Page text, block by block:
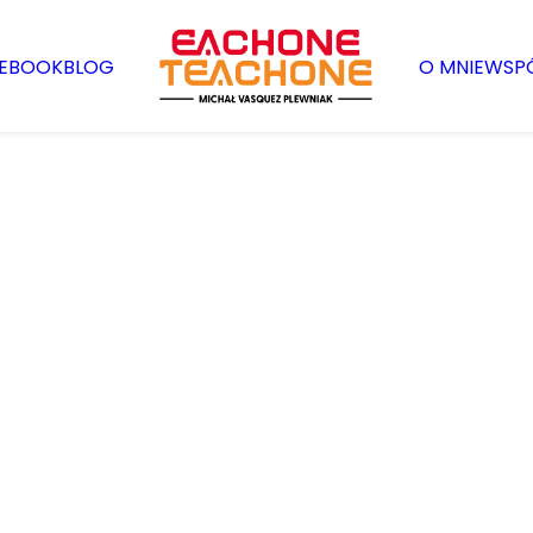
EBOOKBLOG O MNIE